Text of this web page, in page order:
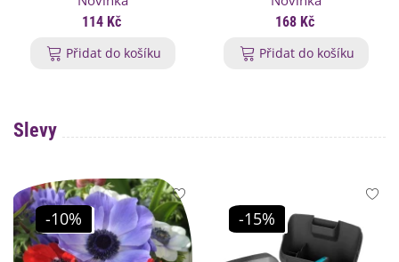
114 Kč
Přidat do košíku
168 Kč
Přidat do košíku
Slevy
-10% -15%